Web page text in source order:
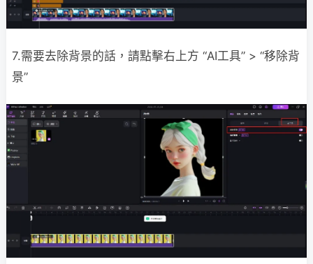
7.需要去除背景的話，請點擊右上方 “AI工具” > “移除背
景”